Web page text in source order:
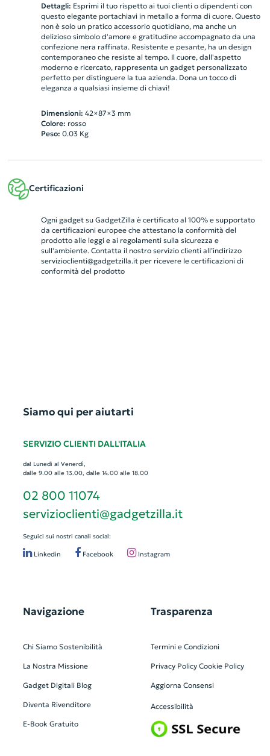
Dettagli: Esprimi il tuo rispetto ai tuoi clienti o dipendenti con
questo elegante portachiavi in metallo a forma di cuore. Questo
non è solo un pratico accessorio quotidiano, ma anche un
delizioso simbolo d'amore e gratitudine accompagnato da una
confezione nera raffinata. Resistente e pesante, ha un design
contemporaneo che resiste al tempo. Il cuore, dall'aspetto
moderno e ricercato, rappresenta un gadget personalizzato
perfetto per distinguere la tua azienda. Dona un tocco di
eleganza a qualsiasi insieme di chiavi!
Dimensioni: 42×87×3 mm
Colore: rosso
Peso: 0.03Kg
Certificazioni
Ogni gadget su GadgetZilla è certificato al 100% e supportato
da certificazioni europee che attestano la conformità del
prodotto alle leggi e ai regolamenti sulla sicurezza e
sull'ambiente. Contatta il nostro servizio clienti all’indirizzo
servizioclienti@gadgetzilla.itper ricevere le certificazioni di
conformità del prodotto
Siamo qui per aiutarti
SERVIZIO CLIENTI DALL'ITALIA
dal Lunedì al Venerdì,
dalle 9.00 alle 13.00, dalle 14.00 alle 18.00
02 800 11074
servizioclienti@gadgetzilla.it
Seguici sui nostri canali social:
Linkedin Facebook Instagram
Navigazione
Chi Siamo Sostenibilità
La Nostra Missione
Gadget Digitali Blog
Diventa Rivenditore
E-Book Gratuito
Trasparenza
Termini e Condizioni
Privacy Policy Cookie Policy
Aggiorna Consensi
Accessibilità